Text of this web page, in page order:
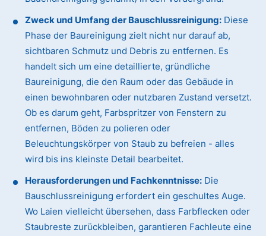
Zweck und Umfang der Bauschlussreinigung: Diese
Phase der Baureinigung zielt nicht nur darauf ab,
sichtbaren Schmutz und Debris zu entfernen. Es
handelt sich um eine detaillierte, gründliche
Baureinigung, die den Raum oder das Gebäude in
einen bewohnbaren oder nutzbaren Zustand versetzt.
Ob es darum geht, Farbspritzer von Fenstern zu
entfernen, Böden zu polieren oder
Beleuchtungskörper von Staub zu befreien - alles
wird bis ins kleinste Detail bearbeitet.
Herausforderungen und Fachkenntnisse: Die
Bauschlussreinigung erfordert ein geschultes Auge.
Wo Laien vielleicht übersehen, dass Farbflecken oder
Staubreste zurückbleiben, garantieren Fachleute eine